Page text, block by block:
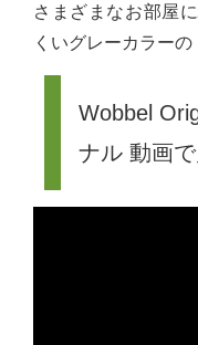
さまざまなお部屋
くいグレーカラーの
Wobbel
ナル 動画で